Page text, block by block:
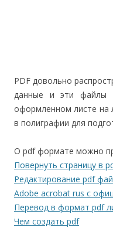
PDF довольно
данные и эти файлы
оформленном листе на
в полиграфии для
О pdf формате можно
Повернуть страницу в
Редактирование pdf
Adobe acrobat rus с
Перевод в формат pdf
Чем создать pdf